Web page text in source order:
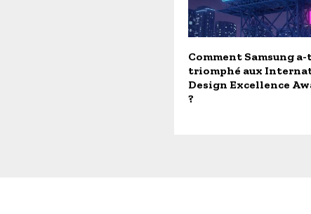
Comment Samsung
triomphé aux
Design Excellence
?